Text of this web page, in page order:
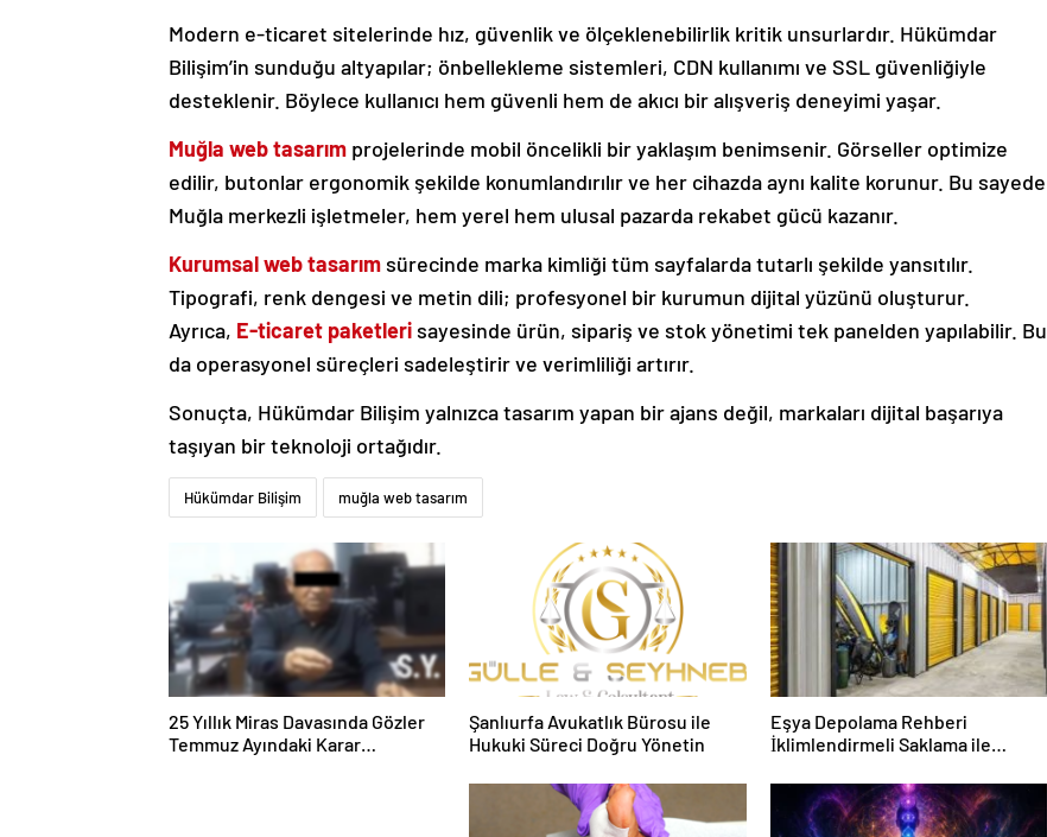
Modern e-ticaret sitelerinde hız, güvenlik ve ölçeklenebilirlik kritik unsurlardır. Hükümdar
Bilişim’in sunduğu altyapılar; önbellekleme sistemleri, CDN kullanımı ve SSL güvenliğiyle
desteklenir. Böylece kullanıcı hem güvenli hem de akıcı bir alışveriş deneyimi yaşar.
Muğla web tasarım projelerinde mobil öncelikli bir yaklaşım benimsenir. Görseller optimize
edilir, butonlar ergonomik şekilde konumlandırılır ve her cihazda aynı kalite korunur. Bu sayede
Muğla merkezli işletmeler, hem yerel hem ulusal pazarda rekabet gücü kazanır.
Kurumsal web tasarım sürecinde marka kimliği tüm sayfalarda tutarlı şekilde yansıtılır.
Tipografi, renk dengesi ve metin dili; profesyonel bir kurumun dijital yüzünü oluşturur.
Ayrıca, E-ticaret paketleri sayesinde ürün, sipariş ve stok yönetimi tek panelden yapılabilir. Bu
da operasyonel süreçleri sadeleştirir ve verimliliği artırır.
Sonuçta, Hükümdar Bilişim yalnızca tasarım yapan bir ajans değil, markaları dijital başarıya
taşıyan bir teknoloji ortağıdır.
Hükümdar Bilişim muğla web tasarım
25 Yıllık Miras Davasında Gözler
Temmuz Ayındaki Karar
Şanlıurfa Avukatlık Bürosu ile
Hukuki Süreci Doğru Yönetin
Eşya Depolama Rehberi
İklimlendirmeli Saklama ile